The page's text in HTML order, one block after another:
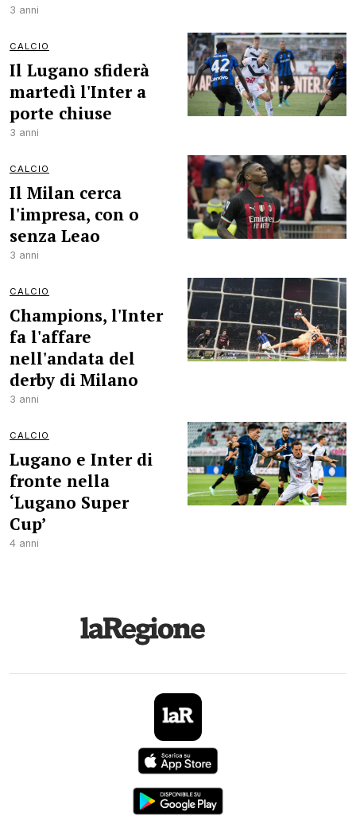
3 anni
CALCIO
Il Lugano sfiderà
martedì l'Inter a
porte chiuse
3 anni
CALCIO
Il Milan cerca
l'impresa, con o
senza Leao
3 anni
CALCIO
Champions, l'Inter
fa l'affare
nell'andata del
derby di Milano
3 anni
CALCIO
Lugano e Inter di
fronte nella
‘Lugano Super
Cup’
4 anni